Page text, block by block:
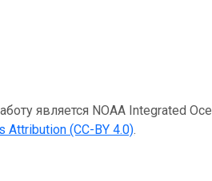
является NOAA Integrated
Attribution (CC-BY 4.0).